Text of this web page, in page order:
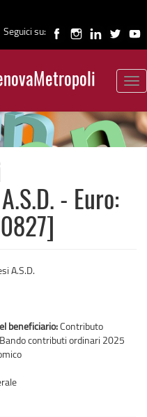
Seguici su:
- Euro:
A.S.D.
beneficiario:Contributo
Bando contributi ordinari 2025